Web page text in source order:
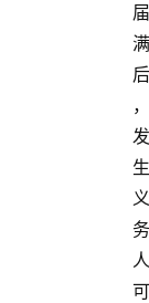
届
满
后
，
发
生
义
务
人
可